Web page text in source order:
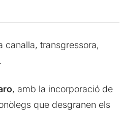
canalla, transgressora,
, amb la incorporació de
que desgranen els